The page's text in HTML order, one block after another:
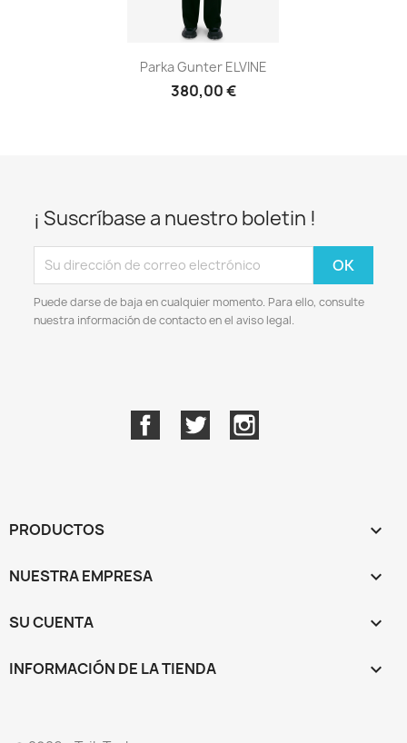
Parka Gunter ELVINE
380,00 €
¡ Suscríbase a nuestro boletin !
Puede darse de baja en cualquier momento. Para ello, consulte
nuestra información de contacto en el aviso legal.
FacebookTwitter
PRODUCTOS 
NUESTRA EMPRESA 
SU CUENTA 
INFORMACIÓN DE LA TIENDA keyboard_arrow_down